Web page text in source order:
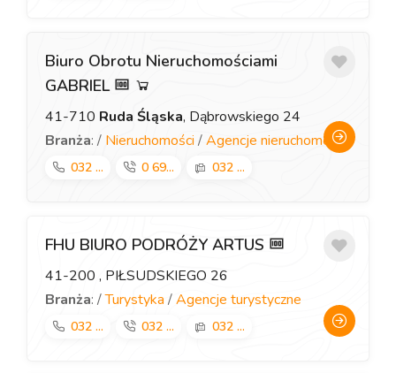
Biuro Obrotu Nieruchomościami
GABRIEL
41-710 Ruda Śląska, Dąbrowskiego 24
Branża: / Nieruchomości /Agencje nieruchomości
032 ... 0 69... 032 ...
FHU BIURO PODRÓŻY ARTUS
41-200 , PIŁSUDSKIEGO 26
Branża: /Turystyka /Agencje turystyczne
032 ... 032 ... 032 ...